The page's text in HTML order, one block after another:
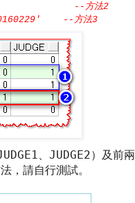
-- 方法2
-- 方法3
JUDGE2）及前兩
，請自行測試。